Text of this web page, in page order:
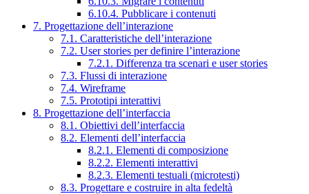
6.10.4. Pubblicare i contenuti
7. Progettazione dell’interazione
7.1. Caratteristiche dell’interazione
7.2. User stories per definire l’interazione
7.2.1. Differenza tra scenari e user stories
7.3. Flussi di interazione
7.4. Wireframe
7.5. Prototipi interattivi
8. Progettazione dell’interfaccia
8.1. Obiettivi dell’interfaccia
8.2. Elementi dell’interfaccia
8.2.1. Elementi di composizione
8.2.2. Elementi interattivi
8.2.3. Elementi testuali (microtesti)
8.3. Progettare e costruire in alta fedeltà